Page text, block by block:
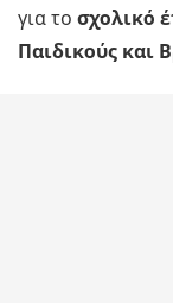
για το σχολικό
Παιδικούς και